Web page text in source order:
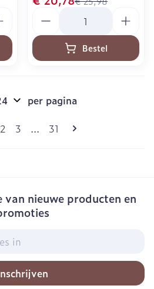
Bestel
Pagina's
momenteel pagina
Pagina
2 Pagina
3 ... Pagina
31
per pagina
nieuwe producten en